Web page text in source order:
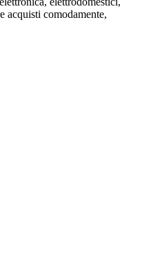
acquisti comodamente,